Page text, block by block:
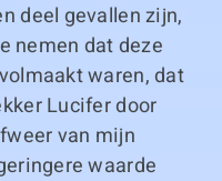
deel gevallen zijn,
nemen dat deze
waren, dat
Lucifer door
van mijn
waarde